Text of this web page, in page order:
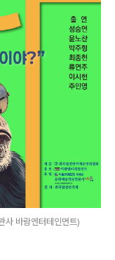
사 바람엔터테인먼트)